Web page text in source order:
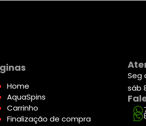
Home
AquaSpins
Carrinho
Finalização de compra
Seg
sáb